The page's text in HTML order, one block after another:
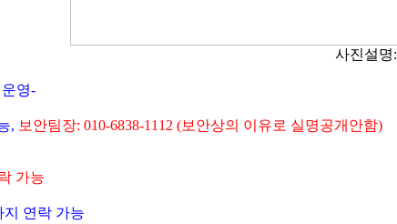
사진설명:
영-
, 보안팀장: 010-6838-1112 (보안상의 이유로 실명공개안함)
가능
지 연락 가능